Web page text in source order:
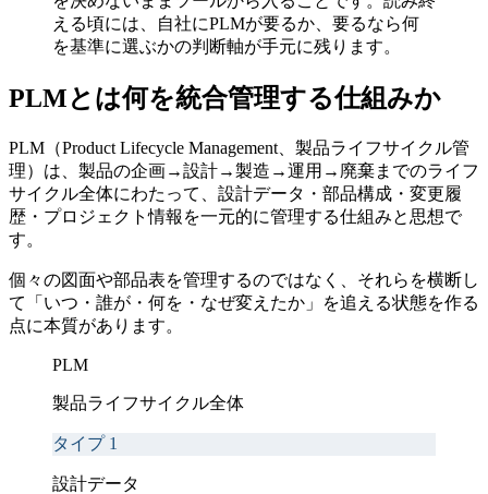
える頃には、自社にPLMが要るか、要るなら何
を基準に選ぶかの判断軸が手元に残ります。
PLMとは何を統合管理する仕組みか
PLM（Product Lifecycle Management、製品ライフサイクル管
理）は、製品の企画→設計→製造→運用→廃棄までのライフ
サイクル全体にわたって、設計データ・部品構成・変更履
歴・プロジェクト情報を一元的に管理する仕組みと思想で
す。
個々の図面や部品表を管理するのではなく、それらを横断し
て「いつ・誰が・何を・なぜ変えたか」を追える状態を作る
点に本質があります。
PLM
製品ライフサイクル全体
タイプ 1
設計データ